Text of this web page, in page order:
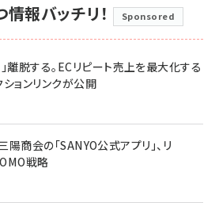
報バッチリ！ Sponsored
離脱する。ECリピート売上を最大化する
ョンリンクが公開
商会の「SANYO公式アプリ」、リ
戦略